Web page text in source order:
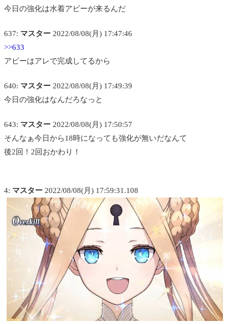
今日の強化は水着アビーが来るんだ
637: マスター 2022/08/08(月) 17:47:46
>>633
アビーはアレで完成してるから
640: マスター 2022/08/08(月) 17:49:39
今日の強化はなんだろなっと
643: マスター 2022/08/08(月) 17:50:57
そんなぁ今日から18時になっても強化が無いだなんて
後2回！2回おかわり！
4: マスター 2022/08/08(月) 17:59:31.108